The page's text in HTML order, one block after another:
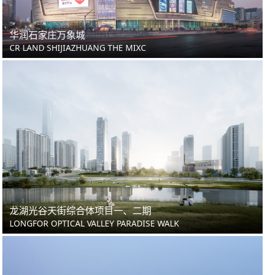
华润石家庄万象城
CR LAND SHIJIAZHUANG THE MIXC
龙湖光谷天街综合体项目一、二期
LONGFOR OPTICAL VALLEY PARADISE WALK